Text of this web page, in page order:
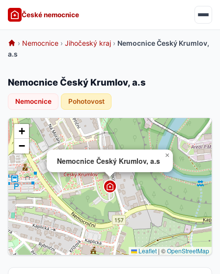
České nemocnice
› Nemocnice › Jihočeský kraj › Nemocnice Český Krumlov,
a.s
Nemocnice Český Krumlov, a.s
Nemocnice Pohotovost
Nemocnice Český Krumlov, a.s
×
+
−
Leaflet | ©OpenStreetMap